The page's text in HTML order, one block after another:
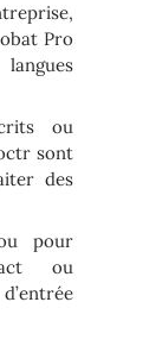
Pro
ou
sont
des
pour
ou